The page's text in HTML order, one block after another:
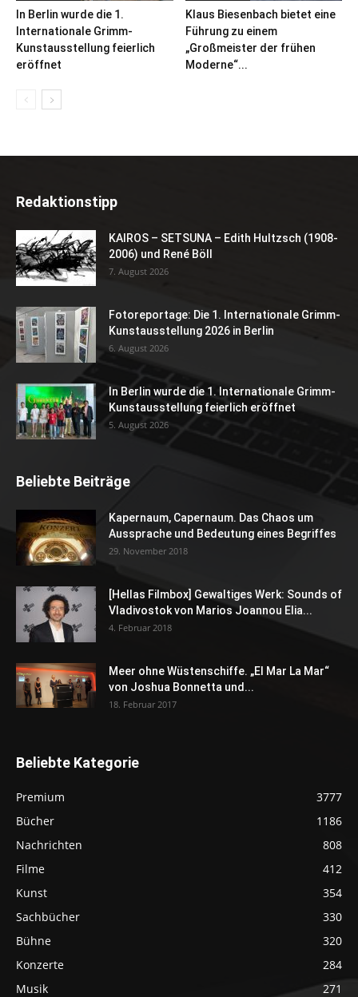
In Berlin wurde die 1.
Internationale Grimm-
Kunstausstellung feierlich
eröffnet
Klaus Biesenbach bietet eine
Führung zu einem
„Großmeister der frühen
Moderne“...
Redaktionstipp
KAIROS – SETSUNA – Edith Hultzsch (1908-
2006) und René Böll
7. August 2026
Fotoreportage: Die 1. Internationale Grimm-
Kunstausstellung 2026 in Berlin
6. August 2026
In Berlin wurde die 1. Internationale Grimm-
Kunstausstellung feierlich eröffnet
5. August 2026
Beliebte Beiträge
Kapernaum, Capernaum. Das Chaos um
Aussprache und Bedeutung eines Begriffes
29. November 2018
[Hellas Filmbox] Gewaltiges Werk: Sounds of
Vladivostok von Marios Joannou Elia...
4. Februar 2018
Meer ohne Wüstenschiffe. „El Mar La Mar“
von Joshua Bonnetta und...
18. Februar 2017
Beliebte Kategorie
Premium
3777
Bücher
1186
Nachrichten
808
Filme
412
Kunst
354
Sachbücher
330
Bühne
320
Konzerte
284
Musik
271